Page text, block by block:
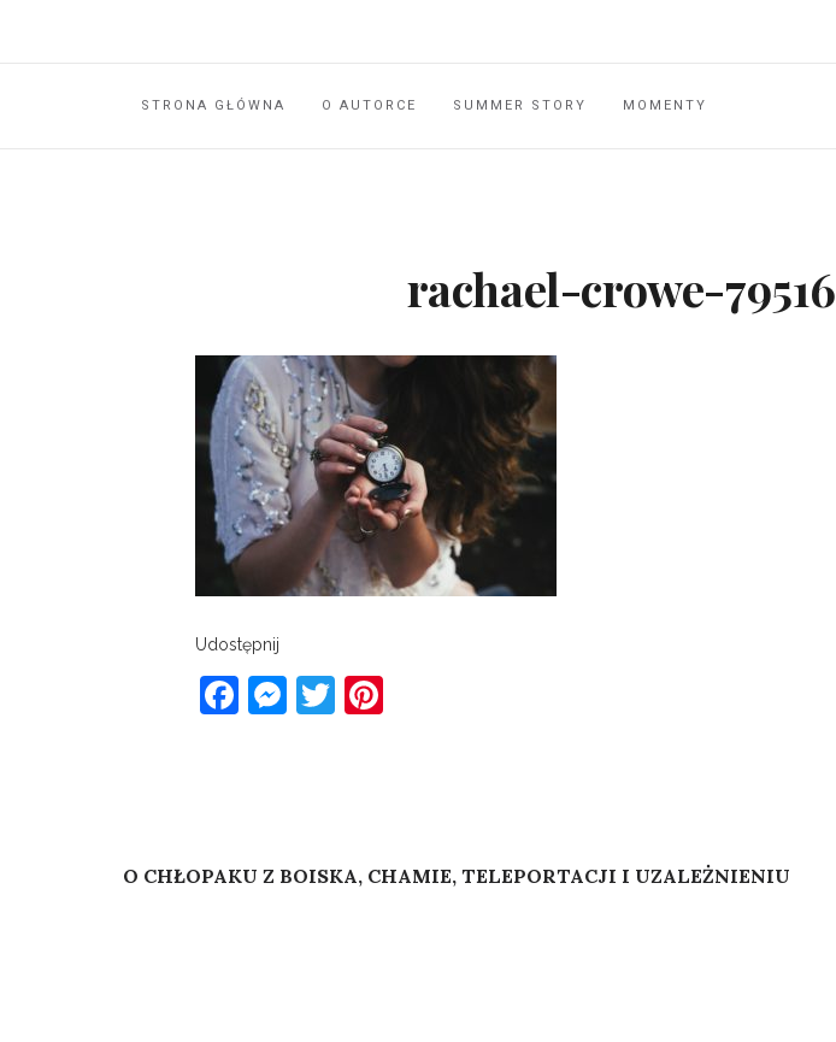
STRONA GŁÓWNA O AUTORCE SUMMER STORY MOMENTY
rachael-crowe-79516
Udostępnij
Facebook
Messenger
Twitter
Post
O CHŁOPAKU Z BOISKA, CHAMIE, TELEPORTACJI I UZALEŻNIENIU